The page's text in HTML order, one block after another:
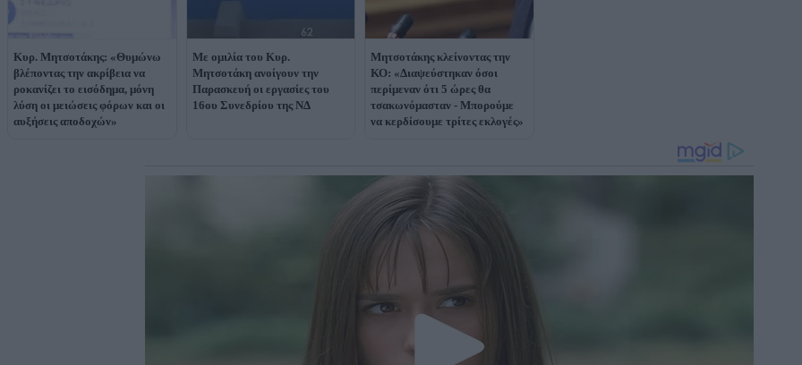
Κυρ. Μητσοτάκης: «Θυμώνω
βλέποντας την ακρίβεια να
ροκανίζει το εισόδημα, μόνη
λύση οι μειώσεις φόρων και οι
αυξήσεις αποδοχών»
Με ομιλία του Κυρ.
Μητσοτάκη ανοίγουν την
Παρασκευή οι εργασίες του
16ου Συνεδρίου της ΝΔ
Μητσοτάκης κλείνοντας την
ΚΟ: «Διαψεύστηκαν όσοι
περίμεναν ότι 5 ώρες θα
τσακωνόμασταν - Μπορούμε
να κερδίσουμε τρίτες εκλογές»